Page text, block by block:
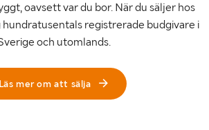
oavsett var du bor. När du säljer hos
registrerade budgivare i
och utomlands.
Läs mer om att sälja